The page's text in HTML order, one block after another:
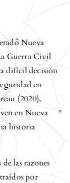
Nueva
Guerra Civil
difícil decisión
en
(2020),
en Nueva
historia
las razones
por